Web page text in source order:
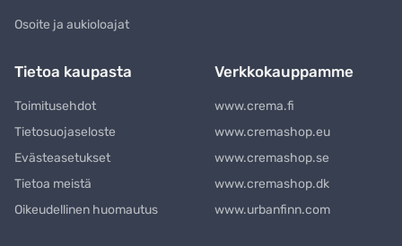
Osoite ja aukioloajat
Tietoa kaupasta
Toimitusehdot
Tietosuojaseloste
Evästeasetukset
Tietoa meistä
Oikeudellinen huomautus
Verkkokauppamme
www.crema.fi
www.cremashop.eu
www.cremashop.se
www.cremashop.dk
www.urbanfinn.com